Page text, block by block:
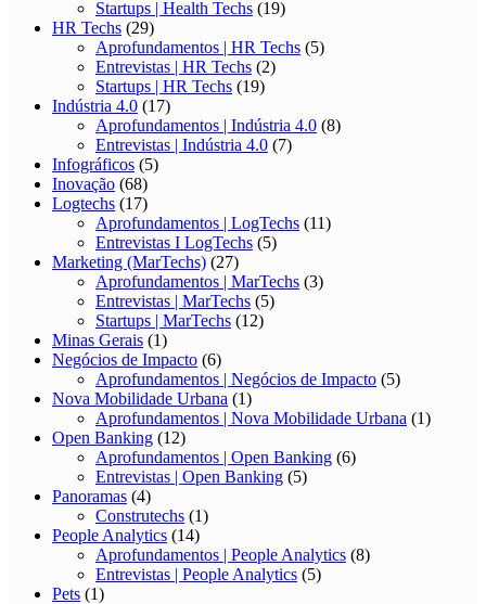
Startups | Health Techs (19)
HR Techs (29)
Aprofundamentos | HR Techs (5)
Entrevistas | HR Techs (2)
Startups | HR Techs (19)
Indústria 4.0 (17)
Aprofundamentos | Indústria 4.0 (8)
Entrevistas | Indústria 4.0 (7)
Infográficos (5)
Inovação (68)
Logtechs (17)
Aprofundamentos | LogTechs (11)
Entrevistas I LogTechs (5)
Marketing (MarTechs) (27)
Aprofundamentos | MarTechs (3)
Entrevistas | MarTechs (5)
Startups | MarTechs (12)
Minas Gerais (1)
Negócios de Impacto (6)
Aprofundamentos | Negócios de Impacto (5)
Nova Mobilidade Urbana (1)
Aprofundamentos | Nova Mobilidade Urbana (1)
Open Banking (12)
Aprofundamentos | Open Banking (6)
Entrevistas | Open Banking (5)
Panoramas (4)
Construtechs (1)
People Analytics (14)
Aprofundamentos | People Analytics (8)
Entrevistas | People Analytics (5)
Pets (1)